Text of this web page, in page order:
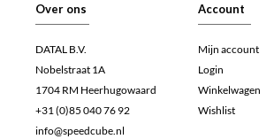
Over ons
DATAL B.V.
Nobelstraat 1A
1704 RM Heerhugowaard
+31 (0)85 040 76 92
info@speedcube.nl
Account
Mijn account
Login
Winkelwagen
Wishlist